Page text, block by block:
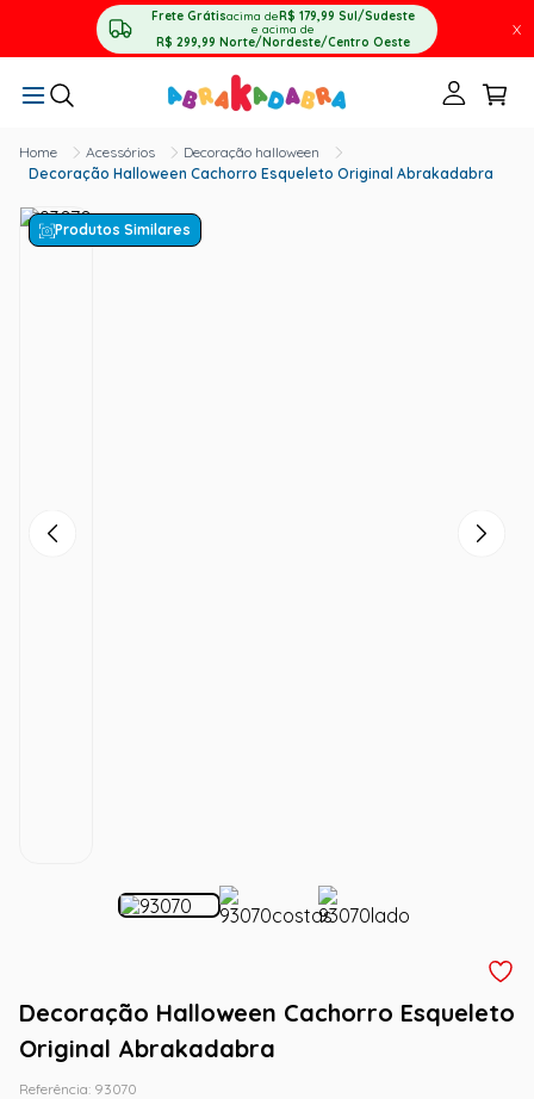
Frete Grátisacima deR$ 179,99 Sul/Sudeste
e acima de
R$ 299,99 Norte/Nordeste/Centro Oeste
X
Acessórios
Decoração halloween
Decoração Halloween Cachorro Esqueleto Original Abrakadabra
Produtos Similares
Decoração Halloween Cachorro Esqueleto
Original Abrakadabra
Referência: 93070